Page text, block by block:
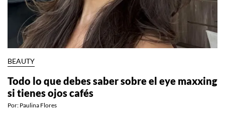
BEAUTY
Todo lo que debes saber sobre el eye maxxing
si tienes ojos cafés
Por: Paulina Flores